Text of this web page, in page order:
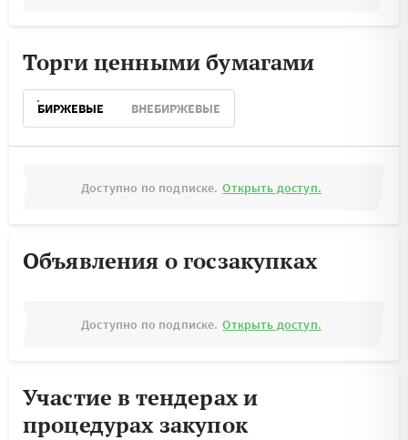
Торги ценными бумагами
БИРЖЕВЫЕ ВНЕБИРЖЕВЫЕ
Доступно по подписке. Открыть доступ.
Объявления о госзакупках
Доступно по подписке. Открыть доступ.
Участие в тендерах и
процедурах закупок